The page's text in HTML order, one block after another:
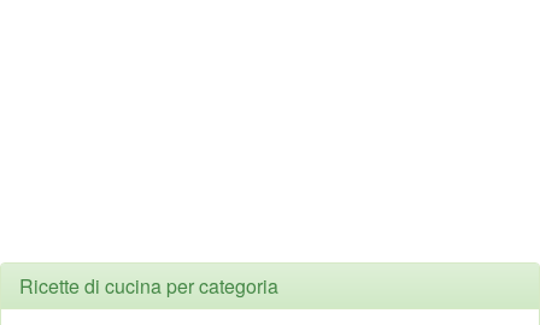
Ricette di cucina per categoria